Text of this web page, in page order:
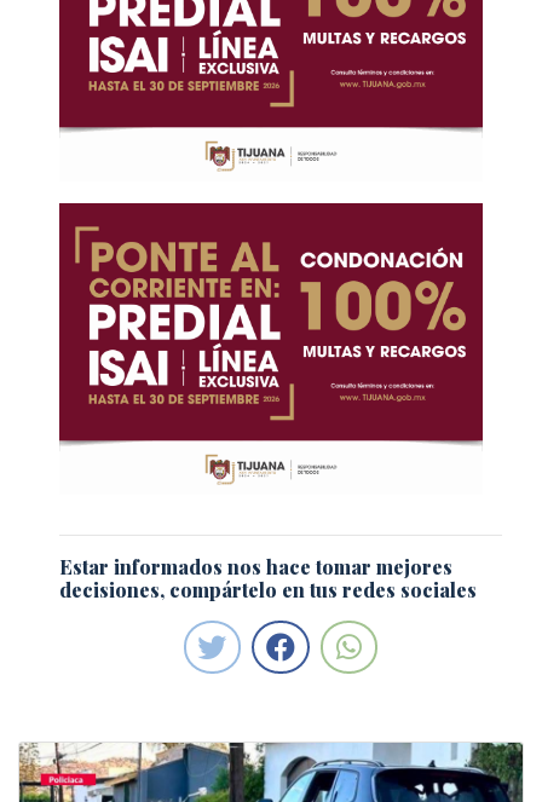
Estar informados nos hace tomar mejores
decisiones, compártelo en tus redes sociales